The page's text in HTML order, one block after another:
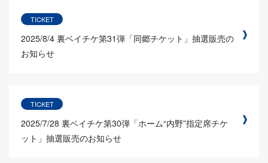
TICKET
2025/8/4 裏ベイチケ第31弾「同郷チケット」抽選販売の
お知らせ
TICKET
2025/7/28 裏ベイチケ第30弾「ホーム“内野”指定席チケ
ット」抽選販売のお知らせ